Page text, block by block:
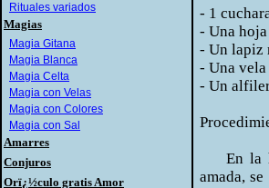
Rituales variados
Magias
Magia Gitana
Magia Blanca
Magia Celta
Magia con Velas
Magia con Colores
Magia con Sal
Amarres
Conjuros
Orï¿½culo gratis Amor
- 1
- Una
- Un lapiz
- Una
- Un
En la
amada,